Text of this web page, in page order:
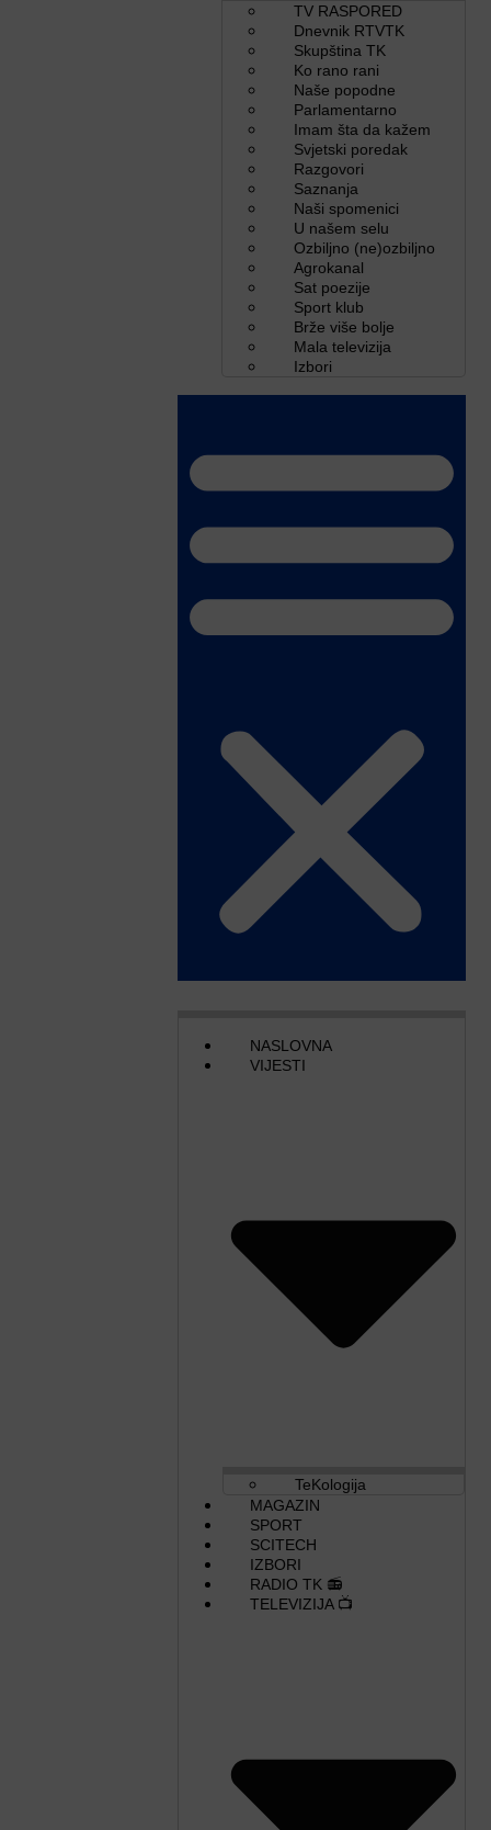
TV RASPORED
Dnevnik RTVTK
Skupština TK
Ko rano rani
Naše popodne
Parlamentarno
Imam šta da kažem
Svjetski poredak
Razgovori
Saznanja
Naši spomenici
U našem selu
Ozbiljno (ne)ozbiljno
Agrokanal
Sat poezije
Sport klub
Brže više bolje
Mala televizija
Izbori
NASLOVNA
VIJESTI
TeKologija
MAGAZIN
SPORT
SCITECH
IZBORI
RADIO TK 📻
TELEVIZIJA 📺